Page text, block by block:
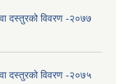
दस्तुरको विवरण -२०७७
दस्तुरको विवरण -२०७५